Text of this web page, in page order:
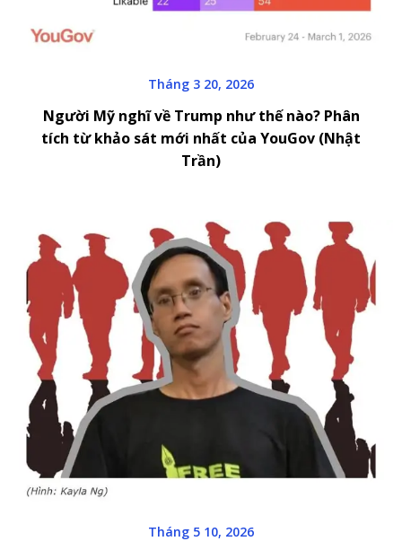
Tháng 3 20, 2026
Người Mỹ nghĩ về Trump như thế nào? Phân
tích từ khảo sát mới nhất của YouGov (Nhật
Trần)
Tháng 5 10, 2026